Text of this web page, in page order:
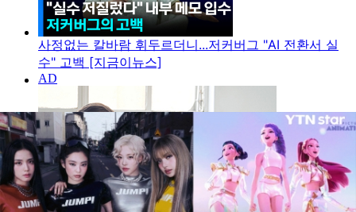
사정없는 칼바람 휘두르더니...저커버그 "AI 전환서 실
수" 고백 [지금이뉴스]